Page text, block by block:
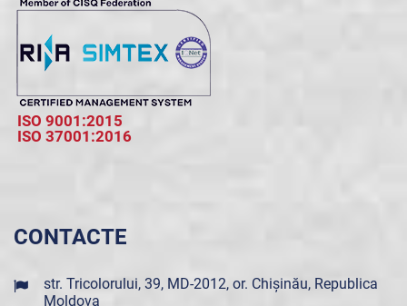
ISO 9001:2015
ISO 37001:2016
CONTACTE
str. Tricolorului, 39, MD-2012, or. Chișinău, Republica
Moldova